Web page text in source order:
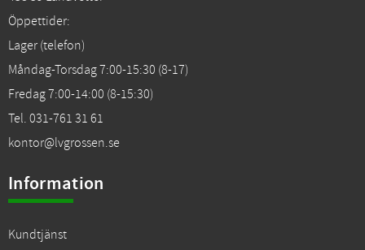
Öppettider:
Lager (telefon)
Måndag-Torsdag 7:00-15:30 (8-17)
Fredag 7:00-14:00 (8-15:30)
Tel. 031-761 31 61
kontor@lvgrossen.se
Information
Kundtjänst